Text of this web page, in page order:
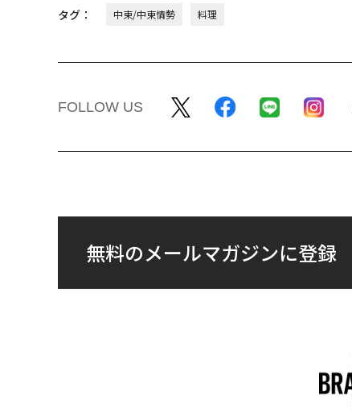
タグ： 中東/中東情勢 料理
FOLLOW US
無料のメールマガジンに登録